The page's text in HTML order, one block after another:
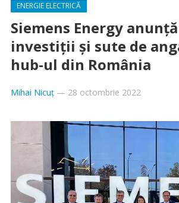
ENERGIE ELECTRICĂ
Siemens Energy
investiții și sute de
hub-ul din România
Mihai Nicuț— 28 octombrie 2022